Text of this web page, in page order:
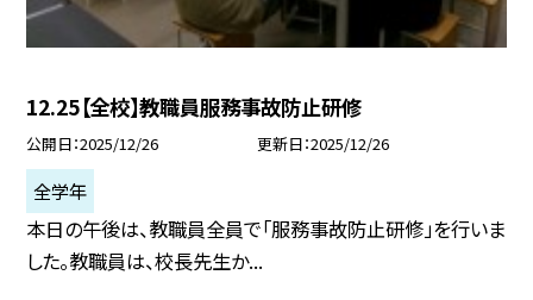
12.25【全校】教職員服務事故防止研修
公開日 2025/12/26 更新日 2025/12/26
全学年
本日の午後は、教職員全員で「服務事故防止研修」を行いま
した。教職員は、校長先生か...